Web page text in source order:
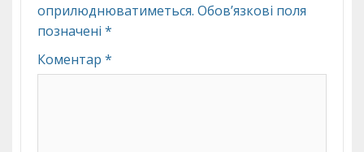
оприлюднюватиметься. Обов’язкові поля
позначені *
Коментар *